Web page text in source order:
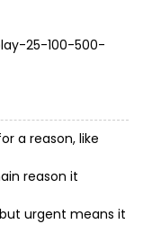
25-100-500-
a reason, like
reason it
urgent means it